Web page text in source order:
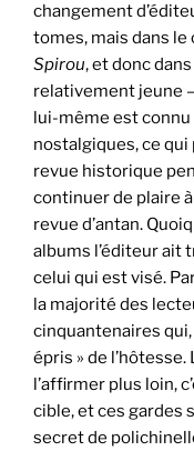
changement
tomes, mais dans
Spirou, et donc
relativement jeune
lui-même est
nostalgiques, ce
revue historique
continuer de plaire
revue d’antan.
albums l’éditeur ait
celui qui est visé.
la majorité des
cinquantenaires
épris » de
l’affirmer plus loin,
cible, et ces gardes
secret de